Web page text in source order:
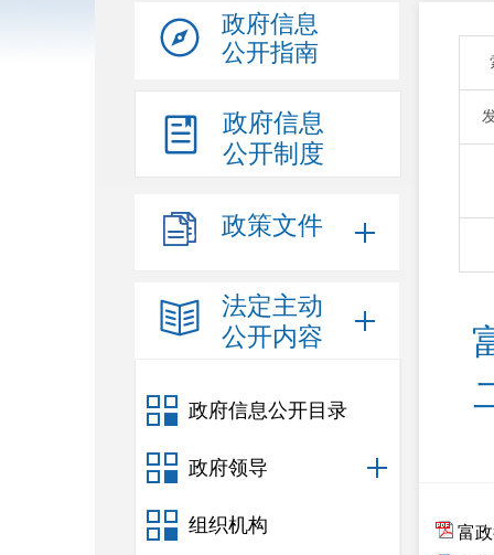
政府信息
公开指南
政府信息
公开制度
政策文件
法定主动
公开内容
政府信息公开目录
政府领导
组织机构
富